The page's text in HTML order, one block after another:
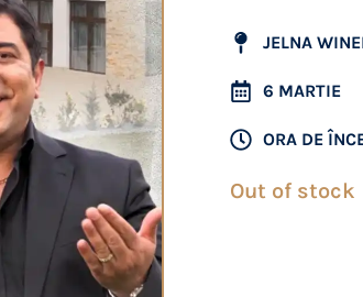
JELNA
6 MARTIE
ORA DE
Out of stock